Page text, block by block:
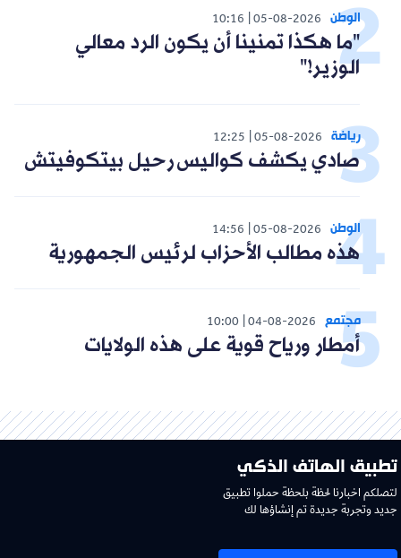
الوطن 05-08-2026
10:16
"ما هكذا تمنينا أن يكون الرد معالي
الوزير!"
رياضة 05-08-2026
12:25
صادي يكشف كواليس رحيل بيتكوفيتش
الوطن 05-08-2026
14:56
هذه مطالب الأحزاب لرئيس الجمهورية
مجتمع 04-08-2026
10:00
أمطار ورياح قوية على هذه الولايات
تطبيق الهاتف الذكي
لتصلكم اخبارنا لحظة بلحظة حملوا تطبيق
جديد وتجربة جديدة تم إنشاؤها لك